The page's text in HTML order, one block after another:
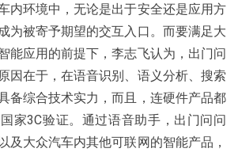
内环境中，无论是出于安全还是应用方
为被寄予期望的交互入口。而要满足大
能应用的前提下，李志飞认为，出门问
因在于，在语音识别、语义分析、搜索
备综合技术实力，而且，连硬件产品都
家3C验证。通过语音助手，出门问问
及大众汽车内其他可联网的智能产品，